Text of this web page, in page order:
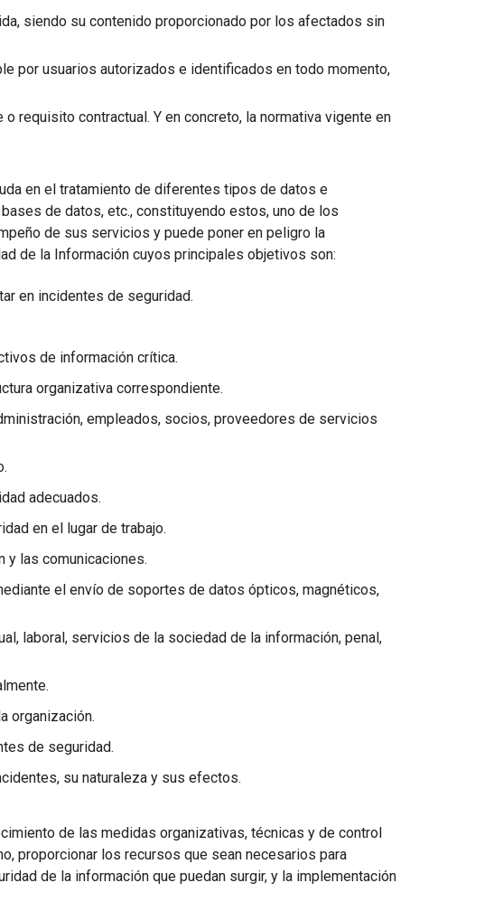
Call
siendo su contenido proporcionado por los afectados sin
por usuarios autorizados e identificados en todo momento,
requisito contractual. Y en concreto, la normativa vigente en
en el tratamiento de diferentes tipos de datos e
de datos, etc., constituyendo estos, uno de los
de sus servicios y puede poner en peligro la
de la Información cuyos principales objetivos son:
en incidentes de seguridad.
de información crítica.
organizativa correspondiente.
empleados, socios, proveedores de servicios
adecuados.
en el lugar de trabajo.
y las comunicaciones.
el envío de soportes de datos ópticos, magnéticos,
laboral, servicios de la sociedad de la información, penal,
organización.
de seguridad.
su naturaleza y sus efectos.
de las medidas organizativas, técnicas y de control
proporcionar los recursos que sean necesarios para
de la información que puedan surgir, y la implementación